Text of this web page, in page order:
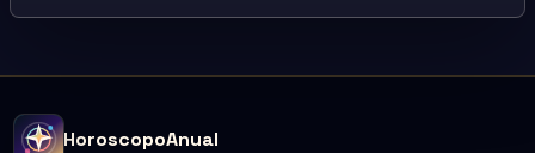
HoroscopoAnual